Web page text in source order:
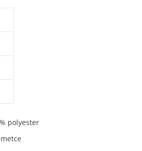
polyester